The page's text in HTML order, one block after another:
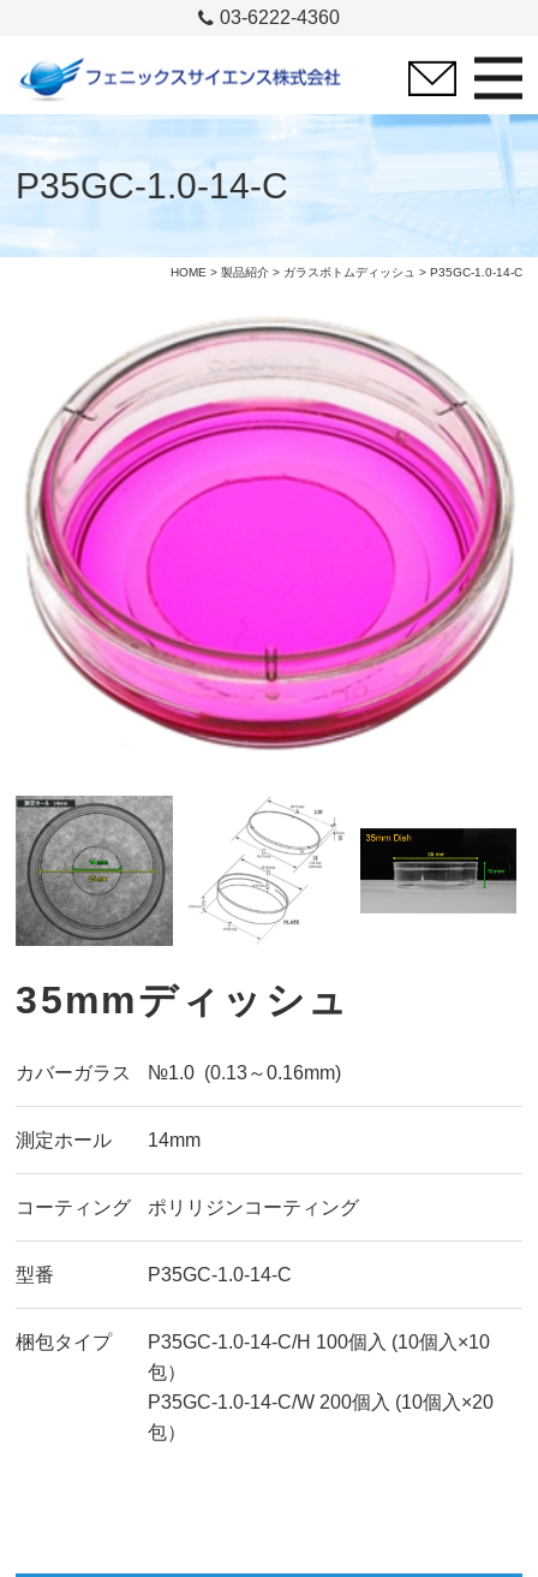
03-6222-4360
P35GC-1.0-14-C
HOME > 製品紹介> ガラスボトムディッシュ > P35GC-1.0-14-C
35mmディッシュ
カバーガラス №1.0 (0.13～0.16mm)
測定ホール 14mm
コーティング ポリリジンコーティング
型番 P35GC-1.0-14-C
梱包タイプ
P35GC-1.0-14-C/H 100個入 (10個入×10
包）
P35GC-1.0-14-C/W 200個入 (10個入×20
包）